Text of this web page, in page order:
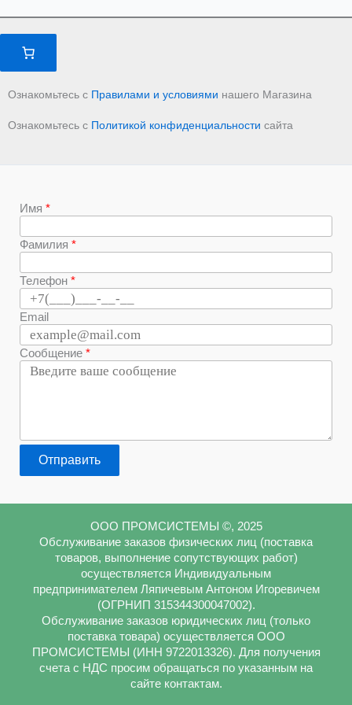
Ознакомьтесь с Правилами и условиями нашего Магазина
Ознакомьтесь с Политикой конфиденциальности сайта
Имя
Фамилия
Телефон
Email
Сообщение
Отправить
ООО ПРОМСИСТЕМЫ ©, 2025
Обслуживание заказов физических лиц (поставка
товаров, выполнение сопутствующих работ)
осуществляется Индивидуальным
предпринимателем Ляпичевым Антоном Игоревичем
(ОГРНИП 315344300047002).
Обслуживание заказов юридических лиц (только
поставка товара) осуществляется ООО
ПРОМСИСТЕМЫ (ИНН 9722013326). Для получения
счета с НДС просим обращаться по указанным на
сайте контактам.